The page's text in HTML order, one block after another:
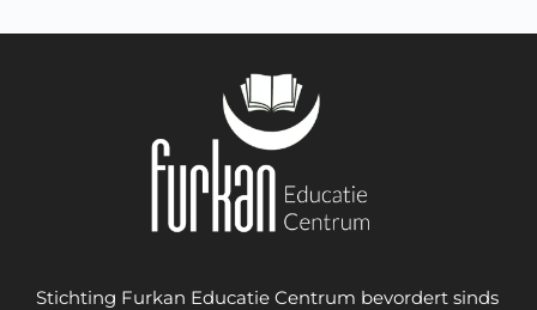
Stichting Furkan Educatie Centrum bevordert sinds